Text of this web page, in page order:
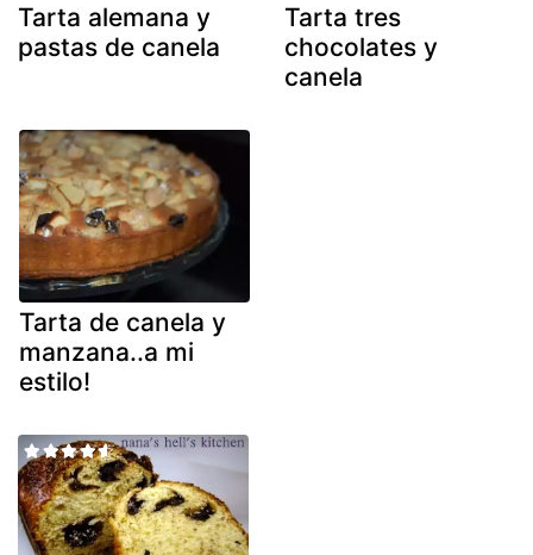
Tarta alemana y
pastas de canela
Tarta tres
chocolates y
canela
Tarta de canela y
manzana..a mi
estilo!